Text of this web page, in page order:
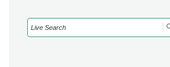
Search
for: